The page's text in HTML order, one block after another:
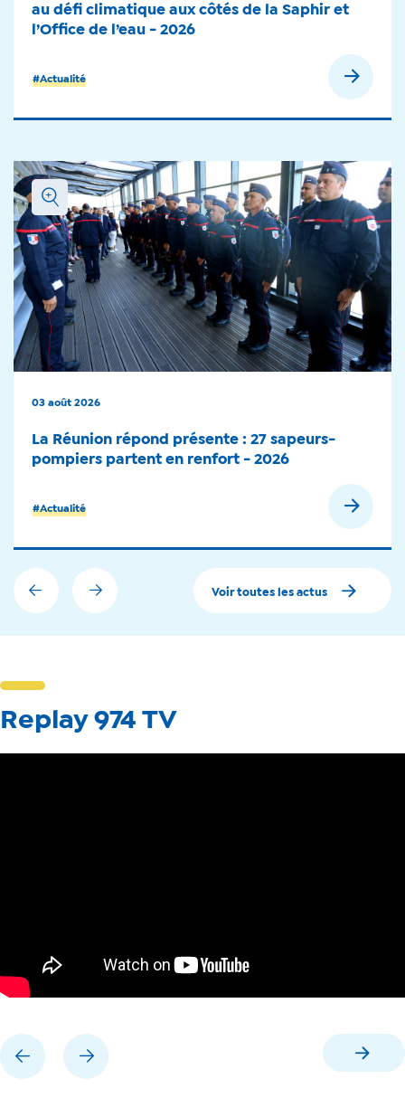
#Actualité
au défi climatique aux côtés de la Saphir et
l’Office de l’eau - 2026
#Actualité
03 août 2026
La Réunion répond présente : 27 sapeurs-
pompiers partent en renfort - 2026
Voir toutes les actus
Replay 974 TV